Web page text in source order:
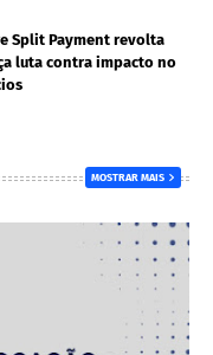
Split Payment revolta
luta contra impacto no
MOSTRAR MAIS